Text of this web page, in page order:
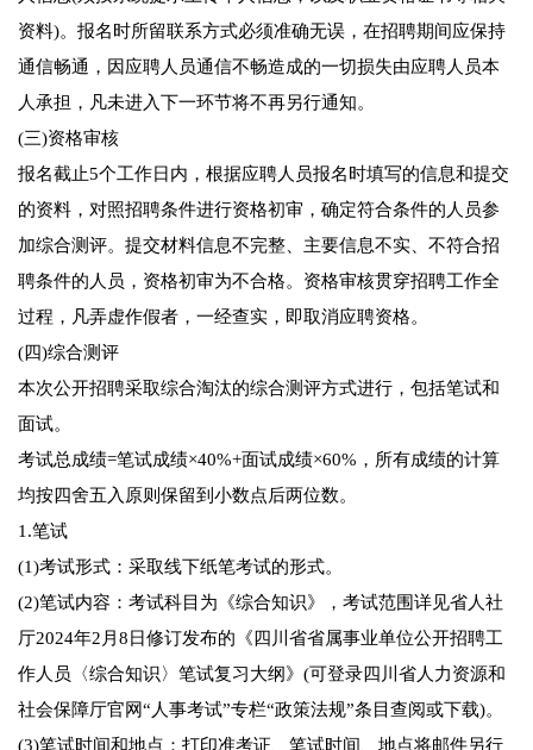
资料)。报名时所留联系方式必须准确无误，在招聘期间应保持
通信畅通，因应聘人员通信不畅造成的一切损失由应聘人员本
人承担，凡未进入下一环节将不再另行通知。
(三)资格审核
报名截止5个工作日内，根据应聘人员报名时填写的信息和提交
的资料，对照招聘条件进行资格初审，确定符合条件的人员参
加综合测评。提交材料信息不完整、主要信息不实、不符合招
聘条件的人员，资格初审为不合格。资格审核贯穿招聘工作全
过程，凡弄虚作假者，一经查实，即取消应聘资格。
(四)综合测评
本次公开招聘采取综合淘汰的综合测评方式进行，包括笔试和
面试。
考试总成绩=笔试成绩×40%+面试成绩×60%，所有成绩的计算
均按四舍五入原则保留到小数点后两位数。
1.笔试
(1)考试形式：采取线下纸笔考试的形式。
(2)笔试内容：考试科目为《综合知识》，考试范围详见省人社
厅2024年2月8日修订发布的《四川省省属事业单位公开招聘工
作人员〈综合知识〉笔试复习大纲》(可登录四川省人力资源和
社会保障厅官网“人事考试”专栏“政策法规”条目查阅或下载)。
(3)笔试时间和地点：打印准考证、笔试时间、地点将邮件另行